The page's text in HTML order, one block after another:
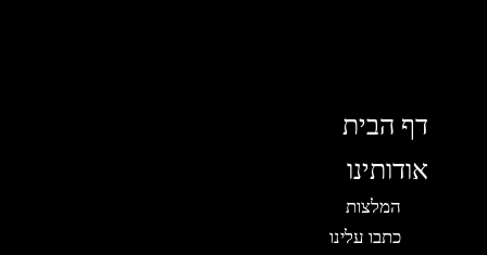
דף הבית
אודותינו
המלצות
כתבו עלינו